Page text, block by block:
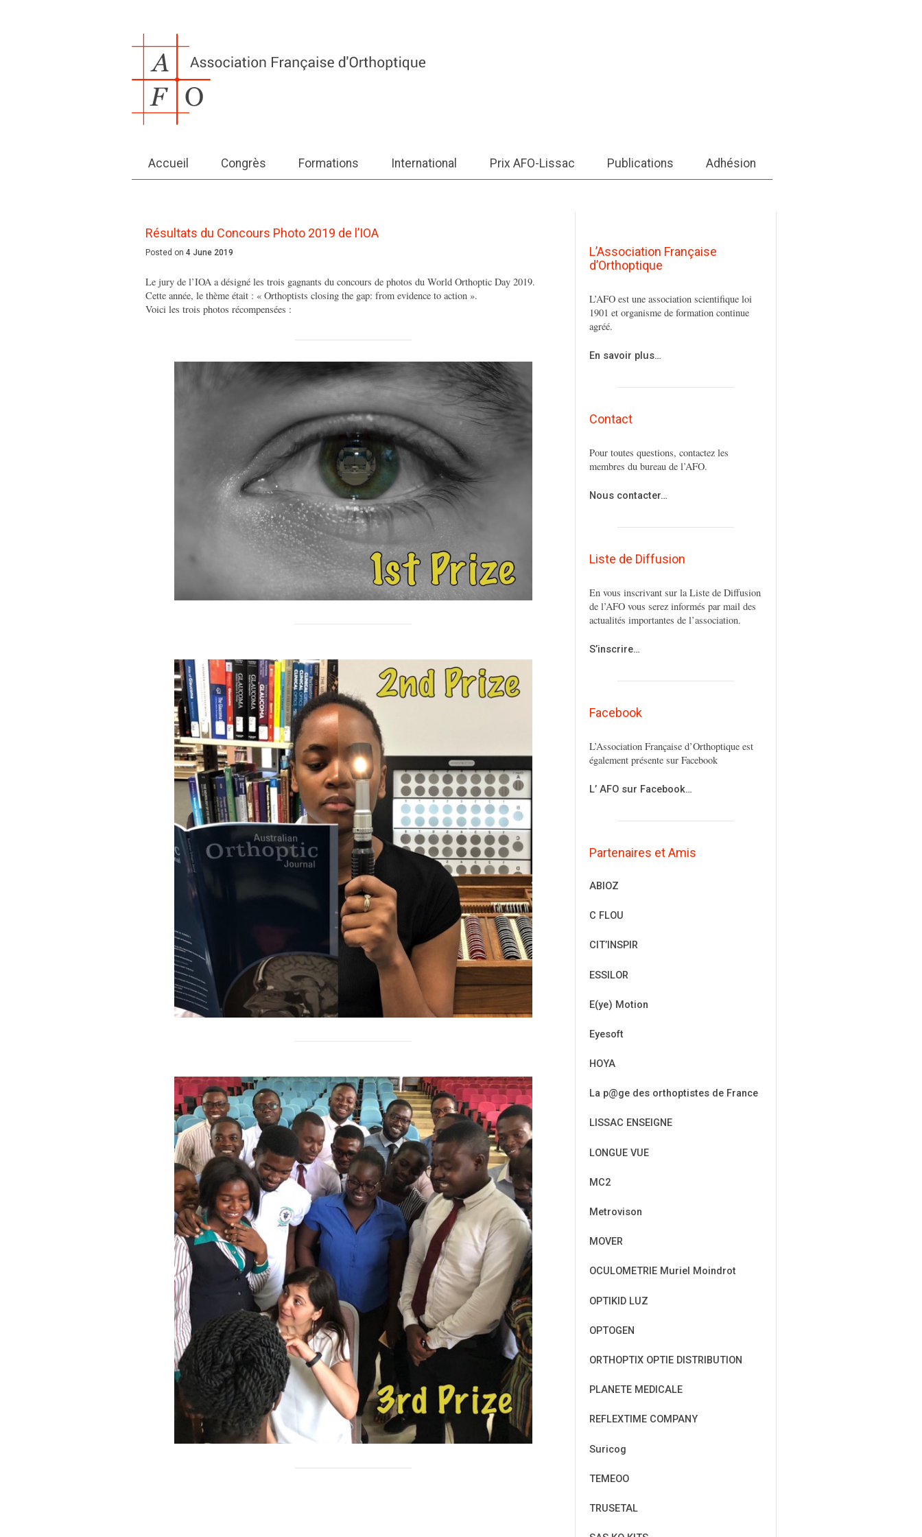
Accueil Congrès Formations International Prix AFO-Lissac Publications Adhésion
Résultats du Concours Photo 2019 de l’IOA
Posted on 4 June 2019
Le jury de l’IOA a désigné les trois gagnants du concours de photos du World Orthoptic Day 2019.
Cette année, le thème était : « Orthoptists closing the gap: from evidence to action ».
Voici les trois photos récompensées :
L’Association Française
d’Orthoptique
L’AFO est une association scientifique loi
1901 et organisme de formation continue
agréé.
En savoir plus…
Contact
Pour toutes questions, contactez les
membres du bureau de l’AFO.
Nous contacter…
Liste de Diffusion
En vous inscrivant sur la Liste de Diffusion
de l’AFO vous serez informés par mail des
actualités importantes de l’association.
S’inscrire…
Facebook
L’Association Française d’Orthoptique est
également présente sur Facebook
L’ AFO sur Facebook…
Partenaires et Amis
ABIOZ
C FLOU
CIT’INSPIR
ESSILOR
E(ye) Motion
Eyesoft
HOYA
La p@ge des orthoptistes de France
LISSAC ENSEIGNE
LONGUE VUE
MC2
Metrovison
MOVER
OCULOMETRIE Muriel Moindrot
OPTIKID LUZ
OPTOGEN
ORTHOPTIX OPTIE DISTRIBUTION
PLANETE MEDICALE
REFLEXTIME COMPANY
Suricog
TEMEOO
TRUSETAL